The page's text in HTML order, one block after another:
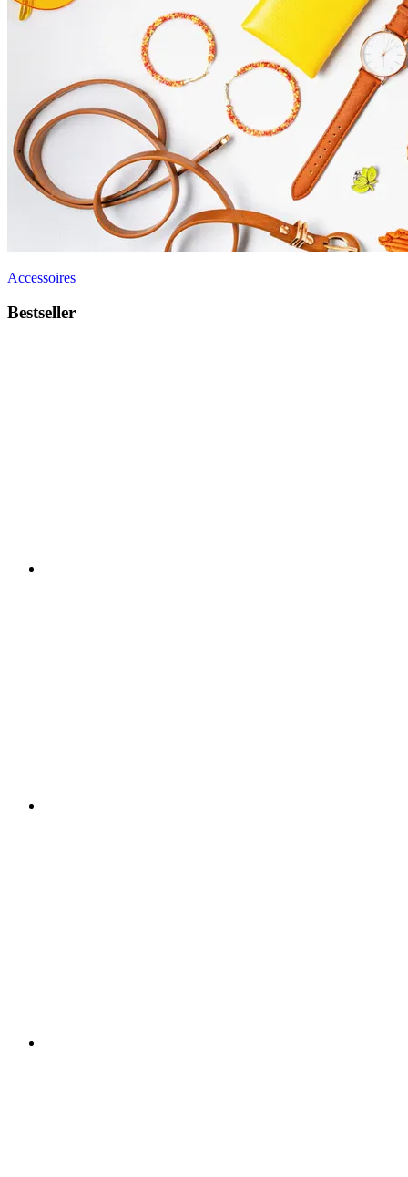
Accessoires
Bestseller